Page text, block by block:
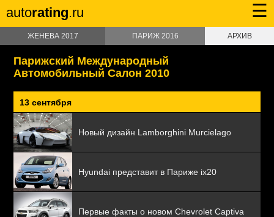
autorating.ru ☰
ЖЕНЕВА 2017 ПАРИЖ 2016 АРХИВ
Парижский Международный
Автомобильный Салон 2010
13 сентября
Новый дизайн Lamborghini Murcielago
Hyundai представит в Париже ix20
Первые факты о новом Chevrolet Captiva